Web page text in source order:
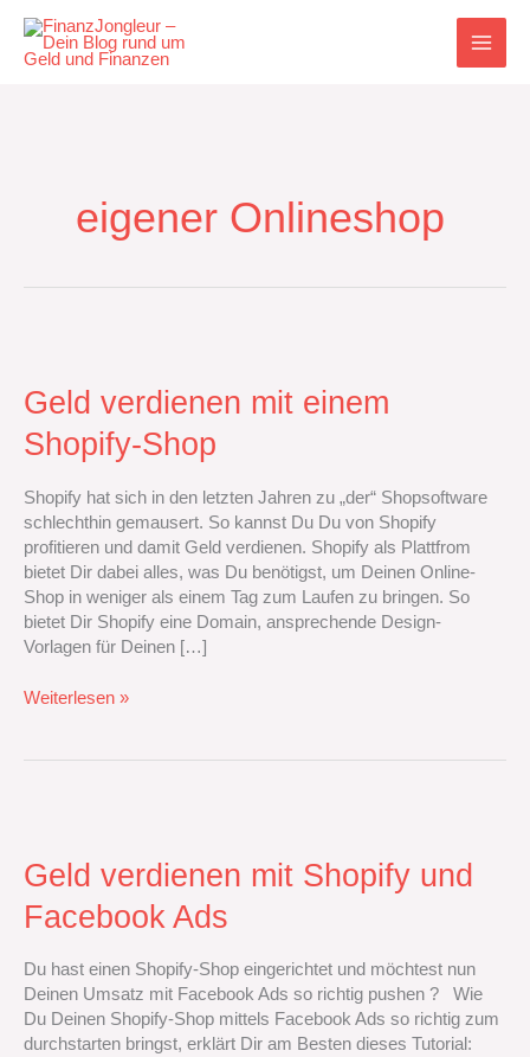
Inhalt
springen
eigener Onlineshop
Geld verdienen mit einem
Shopify-Shop
Shopify hat sich in den letzten Jahren zu „der“ Shopsoftware
schlechthin gemausert. So kannst Du Du von Shopify
profitieren und damit Geld verdienen. Shopify als Plattfrom
bietet Dir dabei alles, was Du benötigst, um Deinen Online-
Shop in weniger als einem Tag zum Laufen zu bringen. So
bietet Dir Shopify eine Domain, ansprechende Design-
Vorlagen für Deinen […]
mit
einem
Shopify-
Weiterlesen »
Geld verdienen mit Shopify und
Facebook Ads
Du hast einen Shopify-Shop eingerichtet und möchtest nun
Deinen Umsatz mit Facebook Ads so richtig pushen ? Wie
Du Deinen Shopify-Shop mittels Facebook Ads so richtig zum
durchstarten bringst, erklärt Dir am Besten dieses Tutorial:
mit
Shopify
und
Ads